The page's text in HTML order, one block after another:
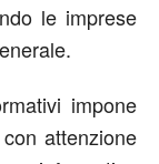
le imprese
impone
attenzione